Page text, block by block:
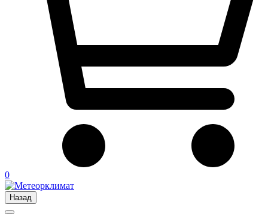
0
Назад